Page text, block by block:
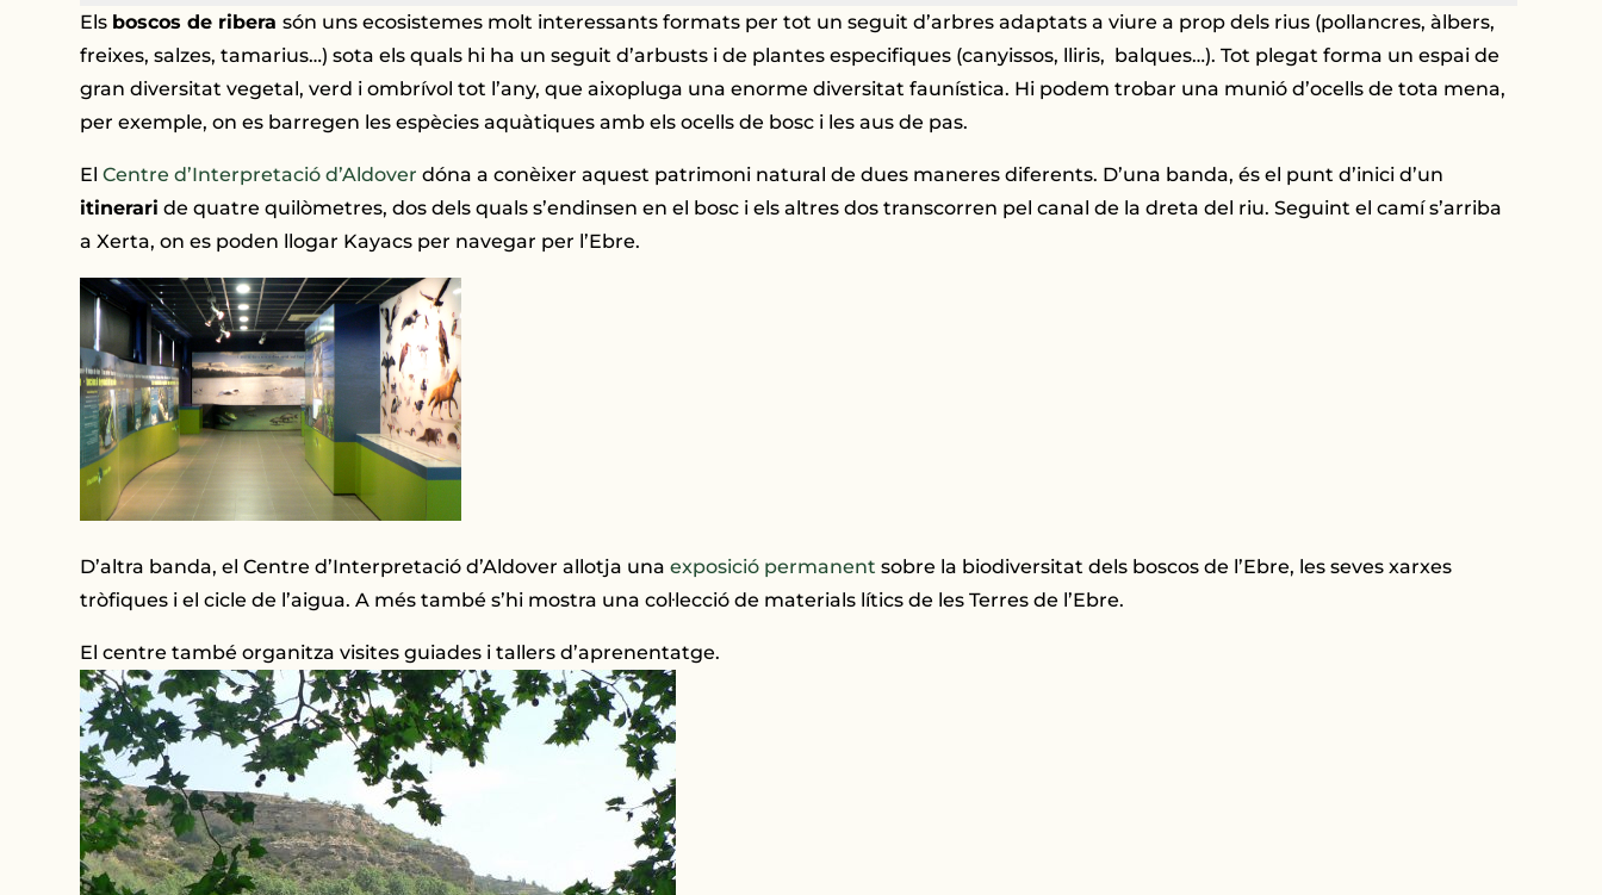
Els boscos de ribera són uns ecosistemes molt interessants formats per tot un seguit d’arbres adaptats a viure a prop dels rius (pollancres, àlbers,
freixes, salzes, tamarius…) sota els quals hi ha un seguit d’arbusts i de plantes especifiques (canyissos, lliris, balques…). Tot plegat forma un espai de
gran diversitat vegetal, verd i ombrívol tot l’any, que aixopluga una enorme diversitat faunística. Hi podem trobar una munió d’ocells de tota mena,
per exemple, on es barregen les espècies aquàtiques amb els ocells de bosc i les aus de pas.
El Centre d’Interpretació d’Aldover dóna a conèixer aquest patrimoni natural de dues maneres diferents. D’una banda, és el punt d’inici d’un
itinerari de quatre quilòmetres, dos dels quals s’endinsen en el bosc i els altres dos transcorren pel canal de la dreta del riu. Seguint el camí s’arriba
a Xerta, on es poden llogar Kayacs per navegar per l’Ebre.
D’altra banda, el Centre d’Interpretació d’Aldover allotja una exposició permanent sobre la biodiversitat dels boscos de l’Ebre, les seves xarxes
tròfiques i el cicle de l’aigua. A més també s’hi mostra una col·lecció de materials lítics de les Terres de l’Ebre.
El centre també organitza visites guiades i tallers d’aprenentatge.